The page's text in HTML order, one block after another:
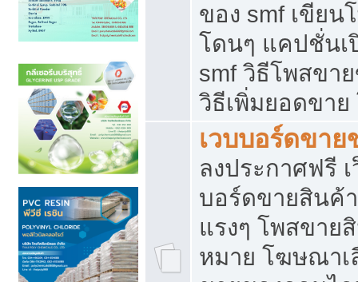
ของ smf เขียน
โดนๆ แคปชั่นเ
smf วิธีโพสขา
วิธีเพิ่มยอดขาย
เวบบอร์ดขา
ลงประกาศฟรี
บอร์ดขายสินค้
แรงๆ โพสขาย
หมาย โฆษณาเ